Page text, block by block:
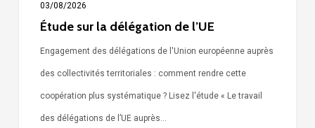
03/08/2026
Étude sur la délégation de l’UE
Engagement des délégations de l'Union européenne auprès
des collectivités territoriales : comment rendre cette
coopération plus systématique ? Lisez l'étude « Le travail
des délégations de l’UE auprès…